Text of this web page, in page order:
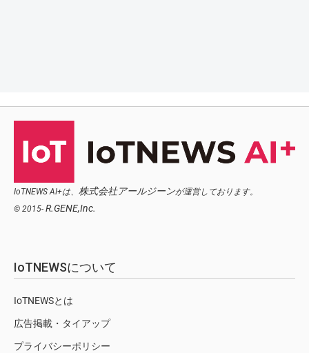
IoTNEWS AI+は、 株式会社アールジーンが運営しております。
© 2015- R.GENE,Inc.
IoTNEWSについて
IoTNEWSとは
広告掲載・タイアップ
プライバシーポリシー